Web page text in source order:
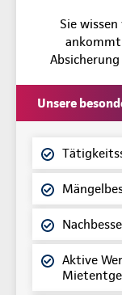
Sie
ankommt
Unsere
Aktive